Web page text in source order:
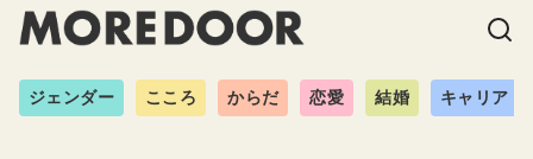
ジェンダー こころ からだ 恋愛 結婚 キャリア